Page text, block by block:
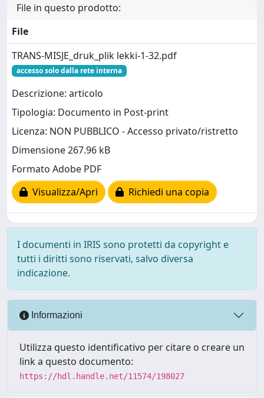
File in questo prodotto:
File
TRANS-MISJE_druk_plik lekki-1-32.pdf
accesso solo dalla rete interna
Descrizione: articolo
Tipologia: Documento in Post-print
Licenza: NON PUBBLICO - Accesso privato/ristretto
Dimensione 267.96 kB
Formato Adobe PDF
Visualizza/Apri
Richiedi una copia
I documenti in IRIS sono protetti da copyright e
tutti i diritti sono riservati, salvo diversa
indicazione.
Informazioni
Utilizza questo identificativo per citare o creare un
link a questo documento:
https://hdl.handle.net/11574/198027